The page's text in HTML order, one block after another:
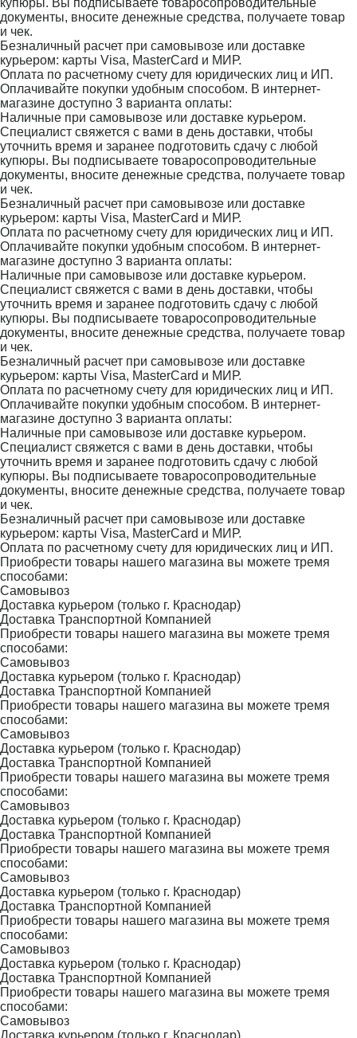
документы, вносите денежные средства, получаете товар
и чек.
Безналичный расчет при самовывозе или доставке
курьером: карты Visa, MasterCard и МИР.
Оплата по расчетному счету для юридических лиц и ИП.
Оплачивайте покупки удобным способом. В интернет-
магазине доступно 3 варианта оплаты:
Наличные при самовывозе или доставке курьером.
Специалист свяжется с вами в день доставки, чтобы
уточнить время и заранее подготовить сдачу с любой
купюры. Вы подписываете товаросопроводительные
документы, вносите денежные средства, получаете товар
и чек.
Безналичный расчет при самовывозе или доставке
курьером: карты Visa, MasterCard и МИР.
Оплата по расчетному счету для юридических лиц и ИП.
Оплачивайте покупки удобным способом. В интернет-
магазине доступно 3 варианта оплаты:
Наличные при самовывозе или доставке курьером.
Специалист свяжется с вами в день доставки, чтобы
уточнить время и заранее подготовить сдачу с любой
купюры. Вы подписываете товаросопроводительные
документы, вносите денежные средства, получаете товар
и чек.
Безналичный расчет при самовывозе или доставке
курьером: карты Visa, MasterCard и МИР.
Оплата по расчетному счету для юридических лиц и ИП.
Оплачивайте покупки удобным способом. В интернет-
магазине доступно 3 варианта оплаты:
Наличные при самовывозе или доставке курьером.
Специалист свяжется с вами в день доставки, чтобы
уточнить время и заранее подготовить сдачу с любой
купюры. Вы подписываете товаросопроводительные
документы, вносите денежные средства, получаете товар
и чек.
Безналичный расчет при самовывозе или доставке
курьером: карты Visa, MasterCard и МИР.
Оплата по расчетному счету для юридических лиц и ИП.
Приобрести товары нашего магазина вы можете тремя
способами:
Самовывоз
Доставка курьером (только г. Краснодар)
Доставка Транспортной Компанией
Приобрести товары нашего магазина вы можете тремя
способами:
Самовывоз
Доставка курьером (только г. Краснодар)
Доставка Транспортной Компанией
Приобрести товары нашего магазина вы можете тремя
способами:
Самовывоз
Доставка курьером (только г. Краснодар)
Доставка Транспортной Компанией
Приобрести товары нашего магазина вы можете тремя
способами:
Самовывоз
Доставка курьером (только г. Краснодар)
Доставка Транспортной Компанией
Приобрести товары нашего магазина вы можете тремя
способами:
Самовывоз
Доставка курьером (только г. Краснодар)
Доставка Транспортной Компанией
Приобрести товары нашего магазина вы можете тремя
способами:
Самовывоз
Доставка курьером (только г. Краснодар)
Доставка Транспортной Компанией
Приобрести товары нашего магазина вы можете тремя
способами:
Самовывоз
Доставка курьером (только г. Краснодар)